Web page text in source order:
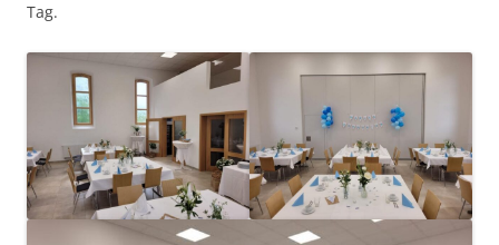
Tag.